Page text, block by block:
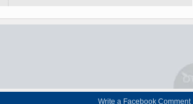
Write a Facebook Comment